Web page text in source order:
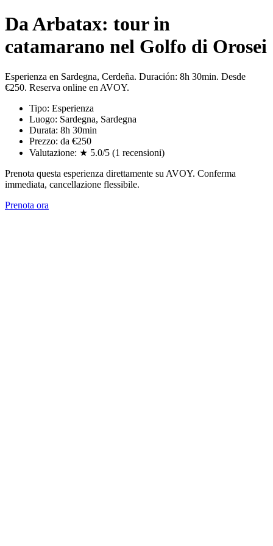
Da Arbatax: tour in
catamarano nel Golfo di Orosei
Esperienza en Sardegna, Cerdeña. Duración: 8h 30min. Desde
€250. Reserva online en AVOY.
Tipo: Esperienza
Luogo: Sardegna, Sardegna
Durata: 8h 30min
Prezzo: da €250
Valutazione: ★ 5.0/5 (1 recensioni)
Prenota questa esperienza direttamente su AVOY. Conferma
immediata, cancellazione flessibile.
Prenota ora